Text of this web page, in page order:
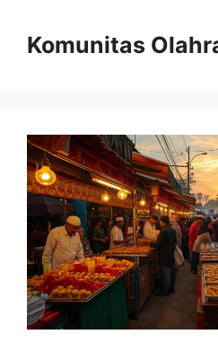
contentKomunitas